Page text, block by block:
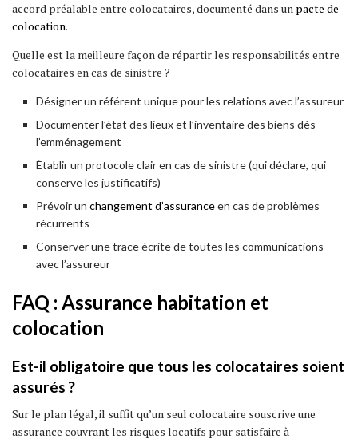
accord préalable entre colocataires, documenté dans un pacte de
colocation.
Quelle est la meilleure façon de répartir les responsabilités entre
colocataires en cas de sinistre ?
Désigner un référent unique pour les relations avec l’assureur
Documenter l’état des lieux et l’inventaire des biens dès
l’emménagement
Établir un protocole clair en cas de sinistre (qui déclare, qui
conserve les justificatifs)
Prévoir un changement d’assuranceen cas de problèmes
récurrents
Conserver une trace écrite de toutes les communications
avec l’assureur
FAQ : Assurance habitation et
colocation
Est-il obligatoire que tous les colocataires soient
assurés ?
Sur le plan légal, il suffit qu’un seul colocataire souscrive une
assurance couvrant les risques locatifs pour satisfaire à